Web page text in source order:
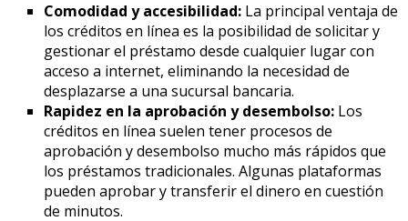
Comodidad y accesibilidad: La principal ventaja de
los créditos en línea es la posibilidad de solicitar y
gestionar el préstamo desde cualquier lugar con
acceso a internet, eliminando la necesidad de
desplazarse a una sucursal bancaria.
Rapidez en la aprobación y desembolso: Los
créditos en línea suelen tener procesos de
aprobación y desembolso mucho más rápidos que
los préstamos tradicionales. Algunas plataformas
pueden aprobar y transferir el dinero en cuestión
de minutos.